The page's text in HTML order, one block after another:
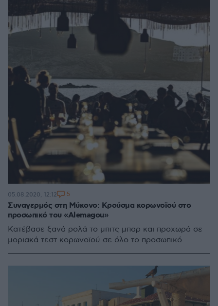
Συναγερμός στη Μύκονο: Κρούσμα κορωνοϊού στο
προσωπικό του «Alemagou»
Κατέβασε ξανά ρολά το μπιτς μπαρ και προχωρά σε
μοριακά τεστ κορωνοϊού σε όλο το προσωπικό
05.08.2020, 12:12 5